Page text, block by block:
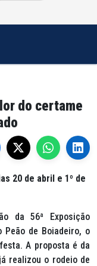
do certame
20 de abril e 1º de
da 56ª Exposição
Peão de Boiadeiro, o
A proposta é da
realizou o rodeio de